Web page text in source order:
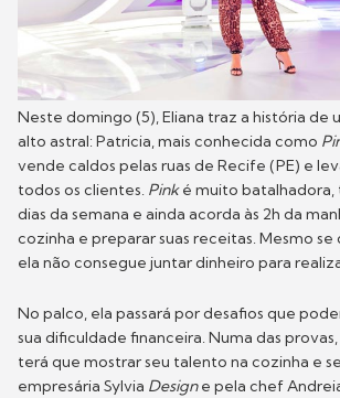
Neste domingo (5), Eliana traz a história de
alto astral: Patricia, mais conhecida como
vende caldos pelas ruas de Recife (PE) e
todos os clientes. Pinké muito batalhadora,
dias da semana e ainda acorda às 2h da
cozinha e preparar suas receitas. Mesmo
ela não consegue juntar dinheiro para
No palco, ela passará por desafios que
sua dificuldade financeira. Numa das
terá que mostrar seu talento na cozinha e
empresária Sylvia Designe pela chef